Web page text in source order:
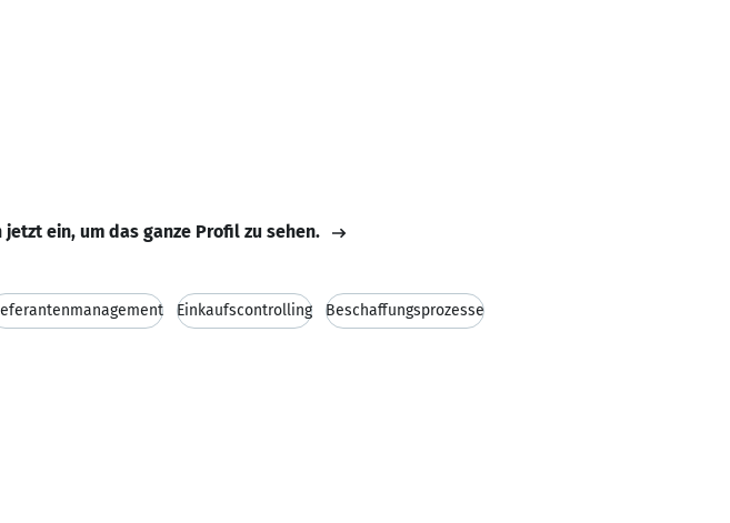
jetzt ein, um das ganze Profil zu sehen.
Einkaufscontrolling Beschaffungsprozesse